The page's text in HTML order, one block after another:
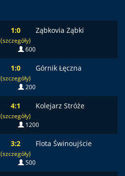
1:0
(szczegóły)
Ząbkovia Ząbki
600
1:0
(szczegóły)
Górnik Łęczna
200
4:1
(szczegóły)
Kolejarz Stróże
1200
3:2
(szczegóły)
Flota Świnoujście
500